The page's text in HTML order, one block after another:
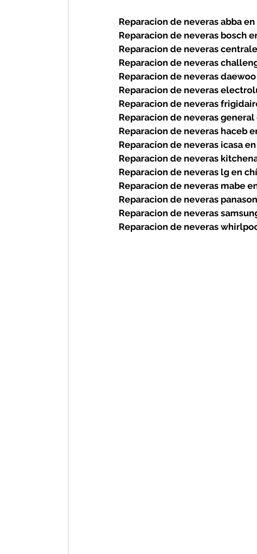
Reparacion de neveras abba en
Reparacion de neveras bosch
Reparacion de neveras
Reparacion de neveras
Reparacion de neveras
Reparacion de neveras
Reparacion de neveras
Reparacion de neveras general
Reparacion de neveras haceb
Reparacion de neveras icasa
Reparacion de neveras
Reparacion de neveras lg en
Reparacion de neveras mabe
Reparacion de neveras
Reparacion de neveras
Reparacion de neveras